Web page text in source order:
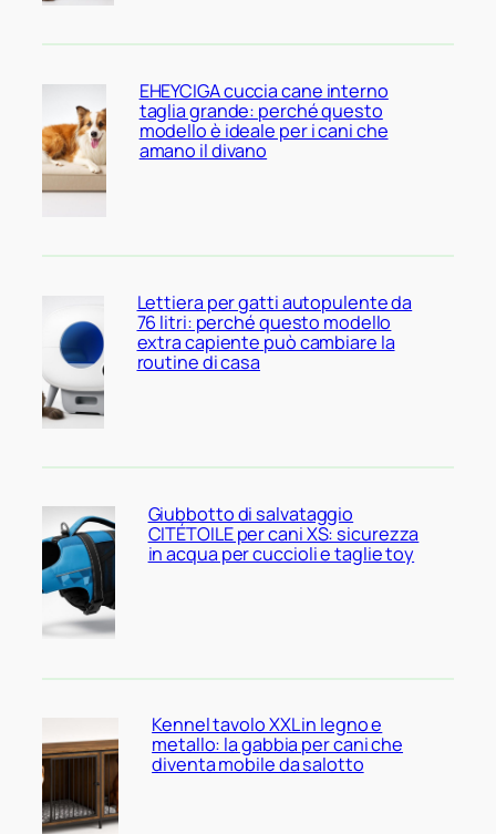
EHEYCIGA cuccia cane interno
taglia grande: perché questo
modello è ideale per i cani che
amano il divano
Lettiera per gatti autopulente da
76 litri: perché questo modello
extra capiente può cambiare la
routine di casa
Giubbotto di salvataggio
CITÉTOILE per cani XS: sicurezza
in acqua per cuccioli e taglie toy
Kennel tavolo XXL in legno e
metallo: la gabbia per cani che
diventa mobile da salotto